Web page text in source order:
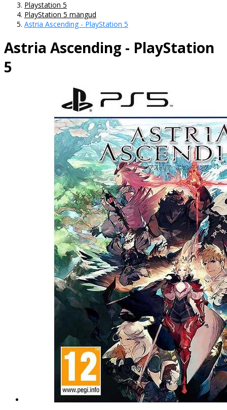
Playstation 5
PlayStation 5 mängud
Astria Ascending - PlayStation 5
Astria Ascending - PlayStation
5